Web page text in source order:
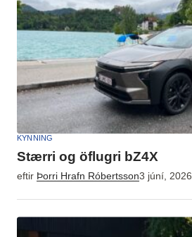
KYNNING
Stærri og öflugri bZ4X
eftir Þorri Hrafn Róbertsson3 júní, 2026